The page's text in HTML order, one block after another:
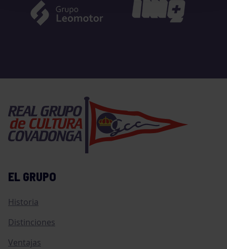
EL GRUPO
Historia
Distinciones
Ventajas